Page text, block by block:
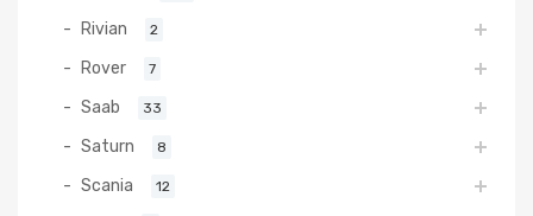
Rivian 2
Rover 7
Saab 33
Saturn 8
Scania 12